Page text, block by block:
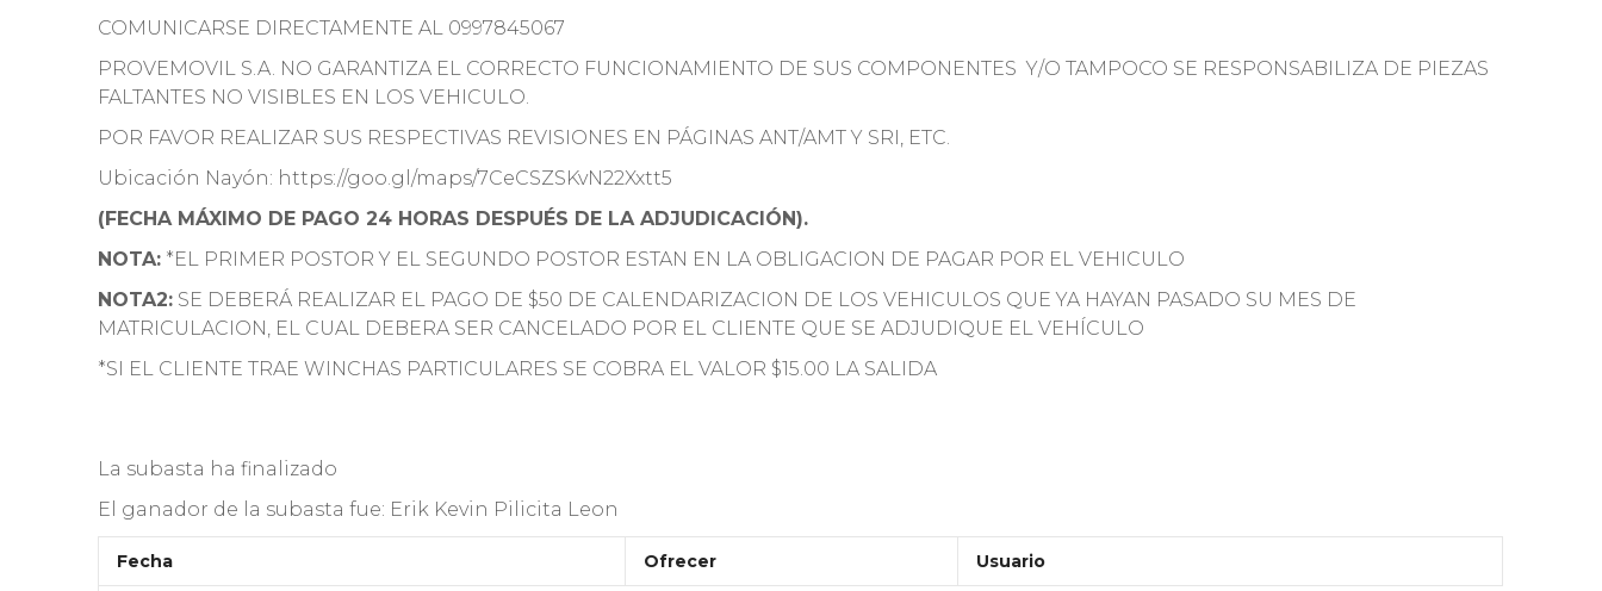
COMUNICARSE DIRECTAMENTE AL 0997845067
PROVEMOVIL S.A. NO GARANTIZA EL CORRECTO FUNCIONAMIENTO DE SUS COMPONENTES Y/O TAMPOCO SE RESPONSABILIZA DE PIEZAS
FALTANTES NO VISIBLES EN LOS VEHICULO.
POR FAVOR REALIZAR SUS RESPECTIVAS REVISIONES EN PÁGINAS ANT/AMT Y SRI, ETC.
Ubicación Nayón: https://goo.gl/maps/7CeCSZSKvN22Xxtt5
(FECHA MÁXIMO DE PAGO 24 HORAS DESPUÉS DE LA ADJUDICACIÓN).
NOTA: *EL PRIMER POSTOR Y EL SEGUNDO POSTOR ESTAN EN LA OBLIGACION DE PAGAR POR EL VEHICULO
NOTA2: SE DEBERÁ REALIZAR EL PAGO DE $50 DE CALENDARIZACION DE LOS VEHICULOS QUE YA HAYAN PASADO SU MES DE
MATRICULACION, EL CUAL DEBERA SER CANCELADO POR EL CLIENTE QUE SE ADJUDIQUE EL VEHÍCULO
*SI EL CLIENTE TRAE WINCHAS PARTICULARES SE COBRA EL VALOR $15.00 LA SALIDA
La subasta ha finalizado
El ganador de la subasta fue: Erik Kevin Pilicita Leon
Fecha Ofrecer Usuario